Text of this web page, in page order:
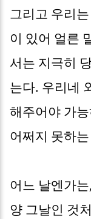
그리고 우리
이 있어 얼른
서는 지극히
는다. 우리네
해주어야 가
어쩌지 못하
어느 날엔가
양 그날인 것